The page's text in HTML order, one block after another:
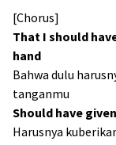
[Chorus]
That I should
hand
Bahwa dulu
tanganmu
Should have
Harusnya